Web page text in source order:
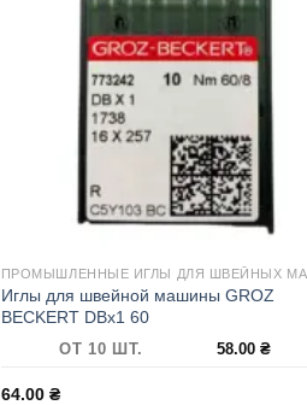
ПРОМЫШЛЕННЫЕ ИГЛЫ ДЛЯ ШВЕЙНЫХ
Иглы для швейной машины GROZ
BECKERT DBx1 60
ОТ 10 ШТ. 58.00₴
64.00 ₴